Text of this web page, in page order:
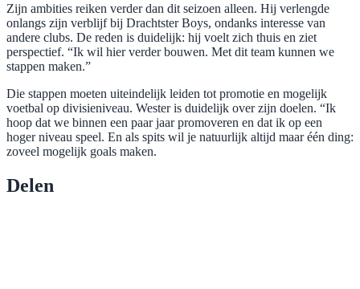
Zijn ambities reiken verder dan dit seizoen alleen. Hij verlengde
onlangs zijn verblijf bij Drachtster Boys, ondanks interesse van
andere clubs. De reden is duidelijk: hij voelt zich thuis en ziet
perspectief. “Ik wil hier verder bouwen. Met dit team kunnen we
stappen maken.”
Die stappen moeten uiteindelijk leiden tot promotie en mogelijk
voetbal op divisieniveau. Wester is duidelijk over zijn doelen. “Ik
hoop dat we binnen een paar jaar promoveren en dat ik op een
hoger niveau speel. En als spits wil je natuurlijk altijd maar één ding:
zoveel mogelijk goals maken.
Delen